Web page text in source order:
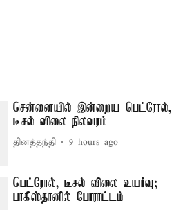
சென்னையில் இன்றைய பெட்ரோல்,
டீசல் விலை நிலவரம்
தினத்தந்தி 9 hours ago
பெட்ரோல், டீசல் விலை உயர்வு;
பாகிஸ்தானில் போராட்டம்